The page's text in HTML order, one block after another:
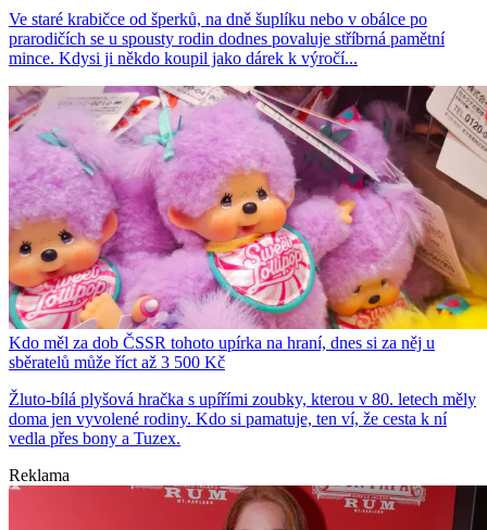
Ve staré krabičce od šperků, na dně šuplíku nebo v obálce po
prarodičích se u spousty rodin dodnes povaluje stříbrná pamětní
mince. Kdysi ji někdo koupil jako dárek k výročí...
Kdo měl za dob ČSSR tohoto upírka na hraní, dnes si za něj u
sběratelů může říct až 3 500 Kč
Žluto-bílá plyšová hračka s upířími zoubky, kterou v 80. letech měly
doma jen vyvolené rodiny. Kdo si pamatuje, ten ví, že cesta k ní
vedla přes bony a Tuzex.
Reklama